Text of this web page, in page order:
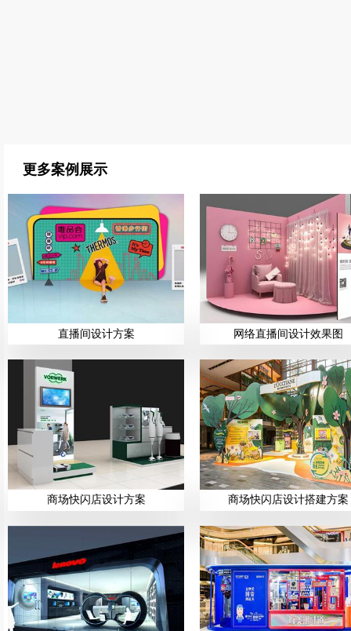
更多案例展示
直播间设计方案 网络直播间设计效果图
商场快闪店设计方案 商场快闪店设计搭建方案